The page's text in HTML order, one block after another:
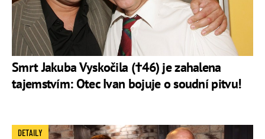
Smrt Jakuba Vyskočila (†46) je zahalena
tajemstvím: Otec Ivan bojuje o soudní pitvu!
DETAILY